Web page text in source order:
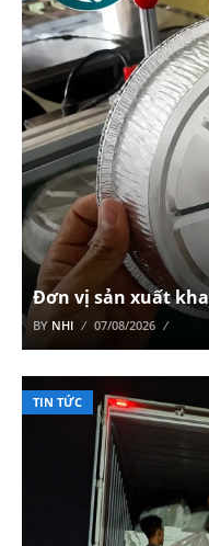
Đơn vị sản xuất
BY NHI 07/08/2026
TIN TỨC